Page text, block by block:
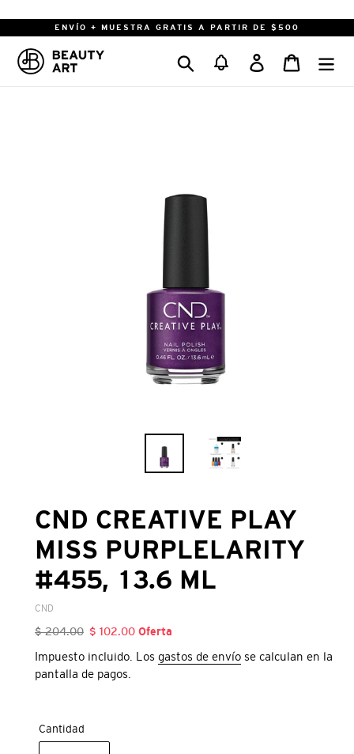
directamente
contenido
ENVÍO + MUESTRA GRATIS A PARTIR DE $500
Buscar IngresarCarrito
CND CREATIVE PLAY
MISS PURPLELARITY
#455, 13.6 ML
VENDEDOR
CND
Precio
$ 204.00 Precio
oferta
$ 102.00 Oferta
Impuesto incluido. Los gastos de envío se calculan en la
pantalla de pagos.
Cantidad